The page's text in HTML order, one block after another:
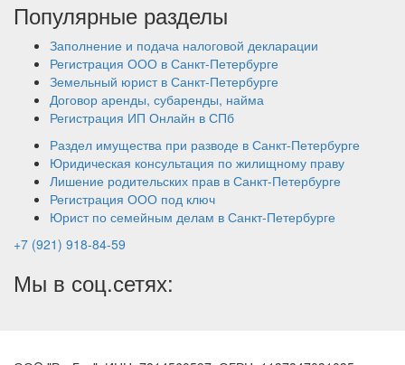
Популярные разделы
Заполнение и подача налоговой декларации
Регистрация ООО в Санкт-Петербурге
Земельный юрист в Санкт-Петербурге
Договор аренды, субаренды, найма
Регистрация ИП Онлайн в СПб
Раздел имущества при разводе в Санкт-Петербурге
Юридическая консультация по жилищному праву
Лишение родительских прав в Санкт-Петербурге
Регистрация ООО под ключ
Юрист по семейным делам в Санкт-Петербурге
+7 (921) 918-84-59
Мы в соц.сетях: